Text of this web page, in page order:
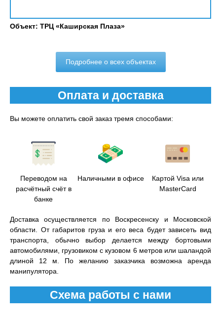
Объект: ТРЦ «Каширская Плаза»
Подробнее о всех объектах
Оплата и доставка
Вы можете оплатить свой заказ тремя способами:
Переводом на
расчётный счёт в
банке
Наличными в офисе
Картой Visa или
MasterCard
Доставка осуществляется по Воскресенску и Московской
области. От габаритов груза и его веса будет зависеть вид
транспорта, обычно выбор делается между бортовыми
автомобилями, грузовиком с кузовом 6 метров или шаландой
длиной 12 м. По желанию заказчика возможна аренда
манипулятора.
Схема работы с нами